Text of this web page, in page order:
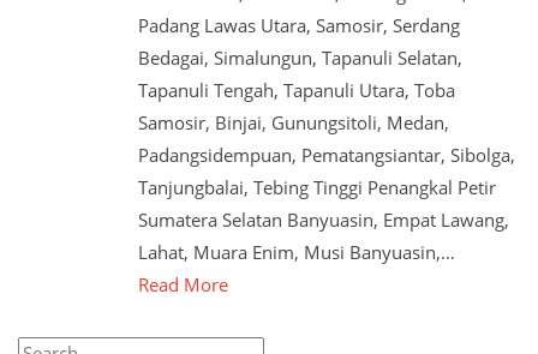
Padang Lawas Utara, Samosir, Serdang
Bedagai, Simalungun, Tapanuli Selatan,
Tapanuli Tengah, Tapanuli Utara, Toba
Samosir, Binjai, Gunungsitoli, Medan,
Padangsidempuan, Pematangsiantar, Sibolga,
Tanjungbalai, Tebing Tinggi Penangkal Petir
Sumatera Selatan Banyuasin, Empat Lawang,
Lahat, Muara Enim, Musi Banyuasin,…
Read More